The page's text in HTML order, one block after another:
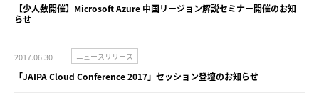
【少人数開催】Microsoft Azure 中国リージョン解説セミナー開催のお知
らせ
2017.06.30 ニュースリリース
「JAIPA Cloud Conference 2017」セッション登壇のお知らせ